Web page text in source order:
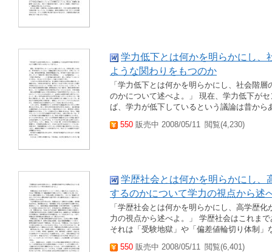
学力低下とは何かを明らかにし、
ような関わりをもつのか
「学力低下とは何かを明らかにし、社会階
のかについて述べよ。」 現在、学力低下が
ば、学力が低下しているという議論は昔か
550 販売中 2008/05/11 閲覧(4,230)
学歴社会とは何かを明らかにし、
するのかについて学力の視点から述
「学歴社会とは何かを明らかにし、高学歴
力の視点から述べよ。」 学歴社会はこれま
それは「受験地獄」や「偏差値輪切り体制
550 販売中 2008/05/11 閲覧(6,401)